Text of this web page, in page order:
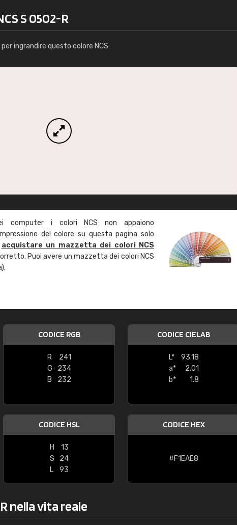
S 0502-R
ingrandire questo colore NCS:
computer i colori NCS non appaiono
del colore su questa pagina solo
acquistare un mazzetta dei colori NCS
Puoi avere un mazzetta dei colori NCS
CODICE RGB
R
241
G
234
B
232
CODICE CIELAB
L*
93.18
a*
2.01
b*
1.8
CODICE HSL
H
13
S
24
L
93
CODICE HEX
#F1EAE8
nella vita reale
"buon servizio"